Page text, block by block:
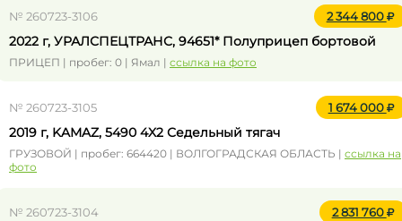
№ 260723-3106 2 344 800
2022 г, УРАЛСПЕЦТРАНС, 94651* Полуприцеп бортовой
ПРИЦЕП | пробег: 0 | Ямал | ссылка на фото
№ 260723-3105 1 674 000
2019 г, KAMAZ, 5490 4X2 Седельный тягач
ГРУЗОВОЙ | пробег: 664420 | ВОЛГОГРАДСКАЯ ОБЛАСТЬ | ссылка на
фото
№ 260723-3104 2 831 760